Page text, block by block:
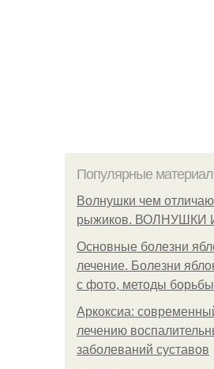
Популярные
Волнушки чем
рыжиков.
Основные болезни
лечение. Болезни
с фото, методы борьбы
Аркоксиа:
лечению
заболеваний суставов